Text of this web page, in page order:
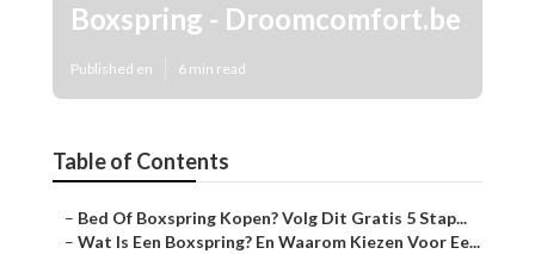
Boxspring - Droomcomfort.be
Published en 6 min read
Table of Contents
– Bed Of Boxspring Kopen? Volg Dit Gratis 5 Stap...
– Wat Is Een Boxspring? En Waarom Kiezen Voor Ee...